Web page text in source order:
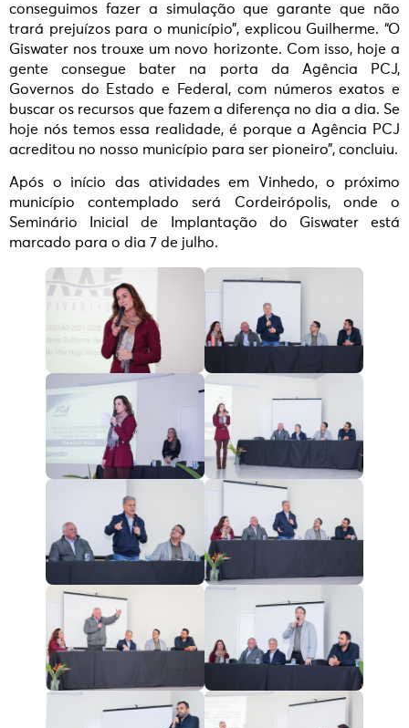
conseguimos fazer a simulação que garante que não
trará prejuízos para o município”, explicou Guilherme. “O
Giswater nos trouxe um novo horizonte. Com isso, hoje a
gente consegue bater na porta da Agência PCJ,
Governos do Estado e Federal, com números exatos e
buscar os recursos que fazem a diferença no dia a dia. Se
hoje nós temos essa realidade, é porque a Agência PCJ
acreditou no nosso município para ser pioneiro”, concluiu.
Após o início das atividades em Vinhedo, o próximo
município contemplado será Cordeirópolis, onde o
Seminário Inicial de Implantação do Giswater está
marcado para o dia 7 de julho.